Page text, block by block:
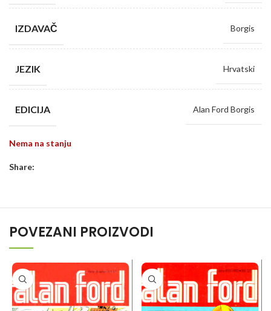
IZDAVAČ Borgis
JEZIK Hrvatski
EDICIJA Alan Ford Borgis
Nema na stanju
Share:
POVEZANI PROIZVODI